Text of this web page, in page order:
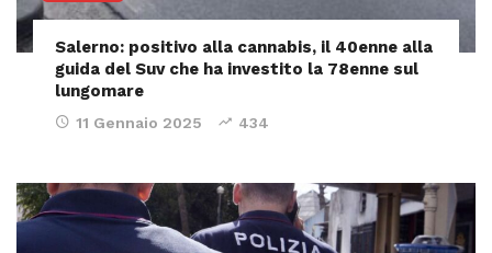
Salerno: positivo alla cannabis, il 40enne alla
guida del Suv che ha investito la 78enne sul
lungomare
11 Gennaio 2025 434